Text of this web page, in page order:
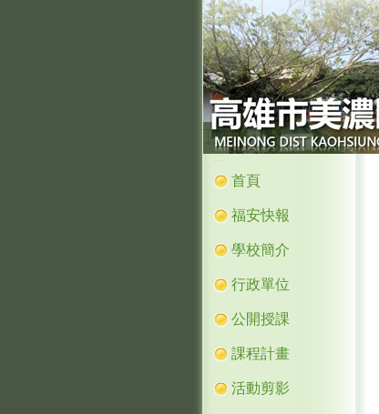
:::
首頁
福安快報
學校簡介
行政單位
公開授課
課程計畫
活動剪影